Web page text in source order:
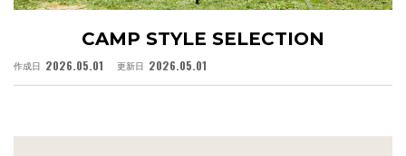
CAMP STYLE SELECTION
作成日 2026.05.01 更新日 2026.05.01